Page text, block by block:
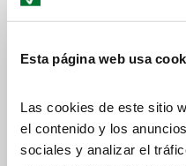
Esta página web usa
Las cookies de este sitio
el contenido y los
sociales y analizar el
Multimedia, ARTLAB.
Ingeniero Técnico
Dentro del Área de Sonido
Audiovisuales y